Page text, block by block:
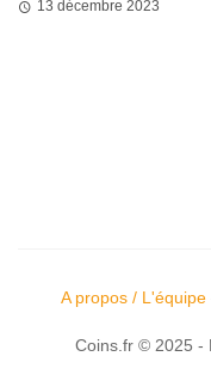
13 décembre 2023
A propos / L'équipe
Coins.fr © 2025 -